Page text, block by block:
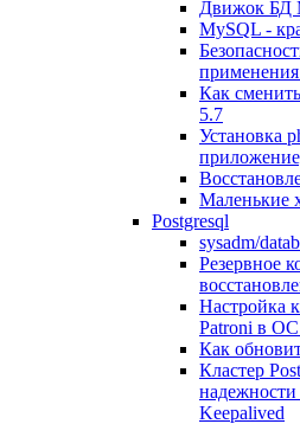
Движок БД
MySQL -
Как
5.7
Установка
Маленькие
Postgresql
sysadm/
Резервное
Настройка
Patroni в
Как
Кластер
надежности
Keepalived